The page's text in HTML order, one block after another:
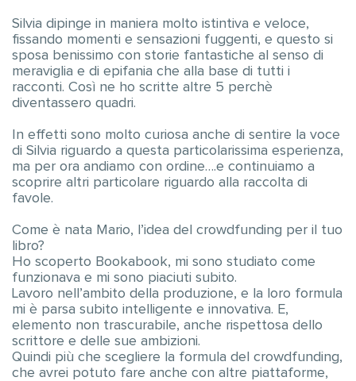
Silvia dipinge in maniera molto istintiva e veloce,
fissando momenti e sensazioni fuggenti, e questo si
sposa benissimo con storie fantastiche al senso di
meraviglia e di epifania che alla base di tutti i
racconti. Così ne ho scritte altre 5 perchè
diventassero quadri.
In effetti sono molto curiosa anche di sentire la voce
di Silvia riguardo a questa particolarissima esperienza,
ma per ora andiamo con ordine….e continuiamo a
scoprire altri particolare riguardo alla raccolta di
favole.
Come è nata Mario, l’idea del crowdfunding per il tuo
libro?
Ho scoperto Bookabook, mi sono studiato come
funzionava e mi sono piaciuti subito.
Lavoro nell’ambito della produzione, e la loro formula
mi è parsa subito intelligente e innovativa. E,
elemento non trascurabile, anche rispettosa dello
scrittore e delle sue ambizioni.
Quindi più che scegliere la formula del crowdfunding,
che avrei potuto fare anche con altre piattaforme,